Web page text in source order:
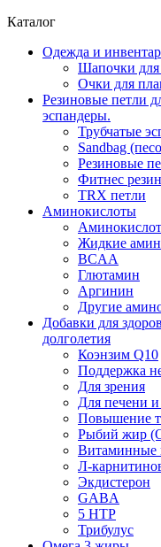
Каталог
Одежда и
Шапочки для
Очки для
Резиновые петли
эспандеры.
Трубчатые
Sandbag
Резиновые
Фитнес
TRX петли
Аминокислоты
Жидкие
BCAA
Глютамин
Аргинин
Другие
Добавки для
долголетия
Коэнзим Q10
Поддержка
Для зрения
Для печени
Повышение
Рыбий жир
Витаминные
Л-
Экдистерон
GABA
5 HTP
Трибулус